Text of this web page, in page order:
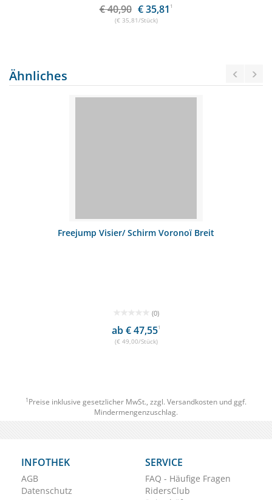
€ 40,90 € 35,81 1
(€ 35,81/Stück)
Ähnliches
Freejump Visier/ Schirm Voronoï Breit
(0)
ab € 47,551
(€ 49,00/Stück)
1 Preise inklusive gesetzlicher MwSt., zzgl. Versandkosten und ggf.
Mindermengenzuschlag.
INFOTHEK
AGB
Datenschutz
SERVICE
FAQ - Häufige Fragen
RidersClub